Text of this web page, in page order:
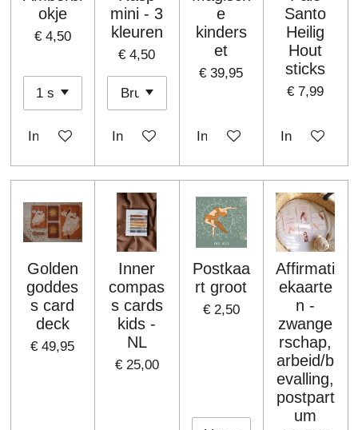
okje
€ 4,50
In winkelwagen
mini - 3
kleuren
€ 4,50
In winkelwagen
e
kinders
et
€ 39,95
In winkelwagen
Santo
Heilig
Hout
sticks
€ 7,99
In
Golden
goddes
s card
deck
€ 49,95
Inner
compas
s cards
kids -
NL
€ 25,00
Postkaa
rt groot
€ 2,50
Affirmati
ekaarte
n -
zwange
rschap,
arbeid/b
evalling,
postpart
um